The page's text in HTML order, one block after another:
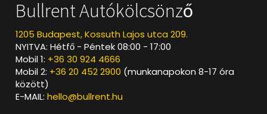
Bullrent Autókölcsönző
1205 Budapest, Kossuth Lajos utca 209.
NYITVA: Hétfő - Péntek 08:00 - 17:00
Mobil 1: +36 30 924 4666
Mobil 2: +36 20 452 2900 (munkanapokon 8-17 óra
között)
E-MAIL:hello@bullrent.hu